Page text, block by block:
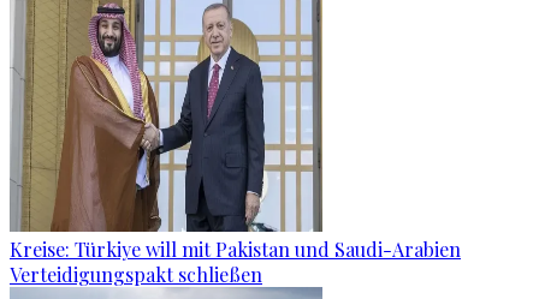
Kreise: Türkiye will mit Pakistan und Saudi-Arabien
Verteidigungspakt schließen